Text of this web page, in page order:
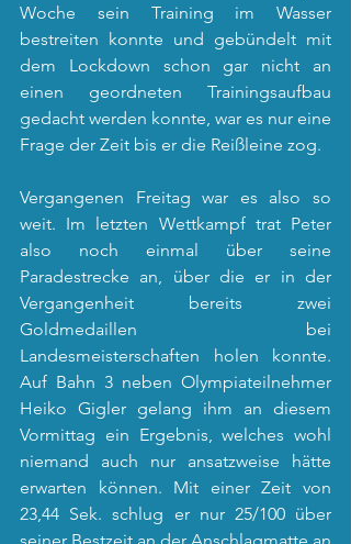
Woche sein Training im Wasser
bestreiten konnte und gebündelt mit
dem Lockdown schon gar nicht an
einen geordneten Trainingsaufbau
gedacht werden konnte, war es nur eine
Frage der Zeit bis er die Reißleine zog.
Vergangenen Freitag war es also so
weit. Im letzten Wettkampf trat Peter
also noch einmal über seine
Paradestrecke an, über die er in der
Vergangenheit bereits zwei
Goldmedaillen bei
Landesmeisterschaften holen konnte.
Auf Bahn 3 neben Olympiateilnehmer
Heiko Gigler gelang ihm an diesem
Vormittag ein Ergebnis, welches wohl
niemand auch nur ansatzweise hätte
erwarten können. Mit einer Zeit von
23,44 Sek. schlug er nur 25/100 über